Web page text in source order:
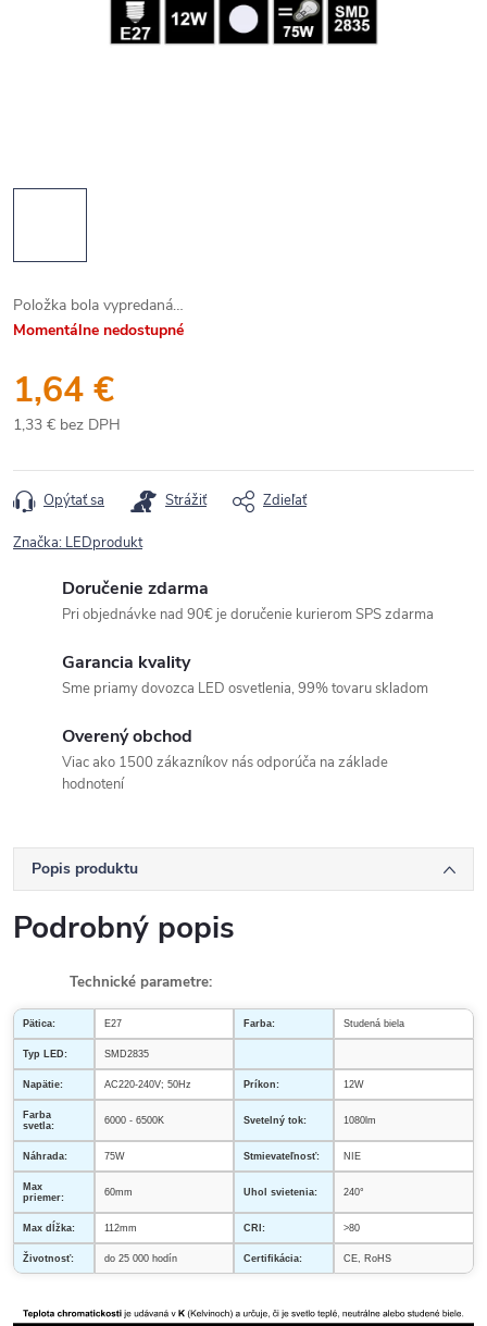
Položka bola vypredaná…
Momentálne nedostupné
1,64 €
1,33 € bez DPH
Opýtať sa Strážiť Zdieľať
Značka: LEDprodukt
Doručenie zdarma
Pri objednávke nad 90€ je doručenie kurierom SPS zdarma
Garancia kvality
Sme priamy dovozca LED osvetlenia, 99% tovaru skladom
Overený obchod
Viac ako 1500 zákazníkov nás odporúča na základe
hodnotení
Popis produktu
Podrobný popis
Technické parametre:
Pätica: E27 Farba: Studená biela
Typ LED: SMD2835
Napätie: AC220-240V; 50Hz Príkon: 12W
Farba
svetla:
6000 - 6500K Svetelný tok: 1080lm
Náhrada: 75W Stmievateľnosť: NIE
Max
priemer:
60mm Uhol svietenia: 240°
Max dĺžka: 112mm CRI: >80
Životnosť: do 25 000 hodín Certifikácia: CE, RoHS